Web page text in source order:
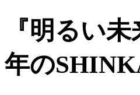
『明るい
年の